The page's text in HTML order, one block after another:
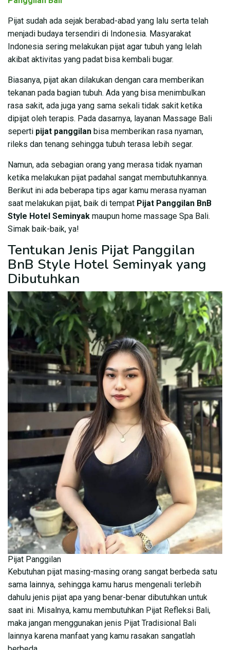
Pijat sudah ada sejak berabad-abad yang lalu serta telah
menjadi budaya tersendiri di Indonesia. Masyarakat
Indonesia sering melakukan pijat agar tubuh yang lelah
akibat aktivitas yang padat bisa kembali bugar.
Biasanya, pijat akan dilakukan dengan cara memberikan
tekanan pada bagian tubuh. Ada yang bisa menimbulkan
rasa sakit, ada juga yang sama sekali tidak sakit ketika
dipijat oleh terapis. Pada dasarnya, layanan Massage Bali
seperti pijat panggilan bisa memberikan rasa nyaman,
rileks dan tenang sehingga tubuh terasa lebih segar.
Namun, ada sebagian orang yang merasa tidak nyaman
ketika melakukan pijat padahal sangat membutuhkannya.
Berikut ini ada beberapa tips agar kamu merasa nyaman
saat melakukan pijat, baik di tempat Pijat Panggilan BnB
Style Hotel Seminyak maupun home massage Spa Bali.
Simak baik-baik, ya!
Tentukan Jenis Pijat Panggilan
BnB Style Hotel Seminyak yang
Dibutuhkan
Pijat Panggilan
Kebutuhan pijat masing-masing orang sangat berbeda satu
sama lainnya, sehingga kamu harus mengenali terlebih
dahulu jenis pijat apa yang benar-benar dibutuhkan untuk
saat ini. Misalnya, kamu membutuhkan Pijat Refleksi Bali,
maka jangan menggunakan jenis Pijat Tradisional Bali
lainnya karena manfaat yang kamu rasakan sangatlah